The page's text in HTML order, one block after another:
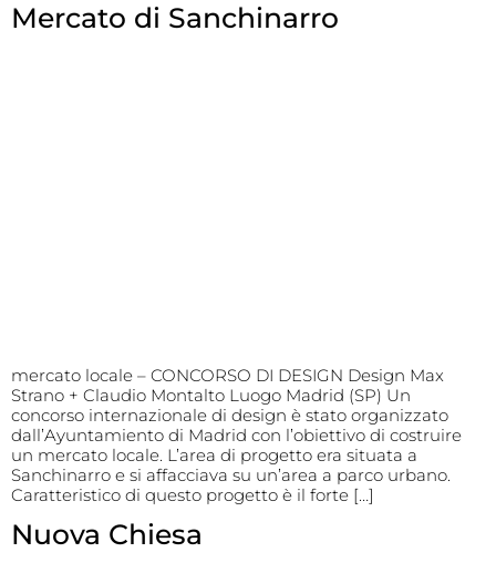
Mercato di Sanchinarro
mercato locale – CONCORSO DI DESIGN Design Max
Strano + Claudio Montalto Luogo Madrid (SP) Un
concorso internazionale di design è stato organizzato
dall’Ayuntamiento di Madrid con l’obiettivo di costruire
un mercato locale. L’area di progetto era situata a
Sanchinarro e si affacciava su un’area a parco urbano.
Caratteristico di questo progetto è il forte […]
Nuova Chiesa